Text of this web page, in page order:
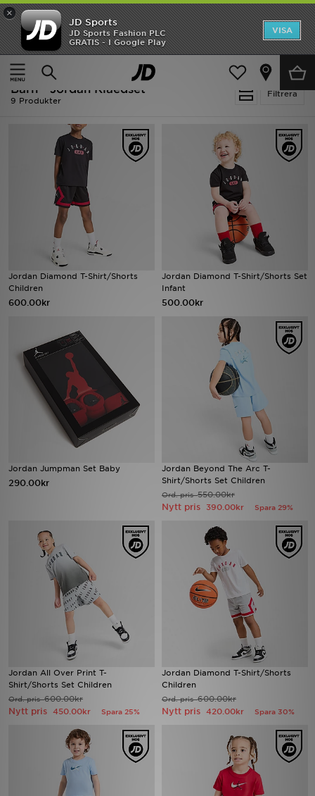
×
JD Sports
JD Sports Fashion PLC
GRATIS - I Google Play
VISA
Ny termin, ny stil Essentials för skolstarten
Hem
Barn
Filtrera
Barn - Jordan Klaedset
9 Produkter
Jordan Diamond T-Shirt/Shorts
Children
600.00kr
Jordan Diamond T-Shirt/Shorts Set
Infant
500.00kr
Jordan Jumpman Set Baby
290.00kr
Jordan Beyond The Arc T-
Shirt/Shorts Set Children
Ord. pris550.00kr
Nytt pris 390.00kr Spara 29%
Jordan All Over Print T-
Shirt/Shorts Set Children
Ord. pris600.00kr
Nytt pris 450.00kr Spara 25%
Jordan Diamond T-Shirt/Shorts
Children
Ord. pris600.00kr
Nytt pris 420.00kr Spara 30%
Hem
Rea
Nyheter
Varumärken
Bästsäljare
Sport
Ladda ner appen
Mitt JD
Mina meddelanden
Kundservice